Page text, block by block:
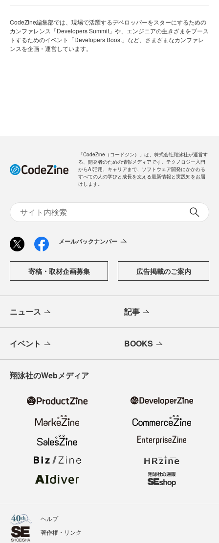
CodeZine編集部では、現場で活躍するデベロッパーをスターにするための
カンファレンス「Developers Summit」や、エンジニアの生きざまをブース
トするためのイベント「Developers Boost」など、さまざまなカンファレ
ンスを企画・運営しています。
からAI活用、キャリアまで、ソフトウェア開発にかかわる
すべての人の学びと成長を支える最新情報と実践知をお届
ニュース 記事
イベント BOOKS